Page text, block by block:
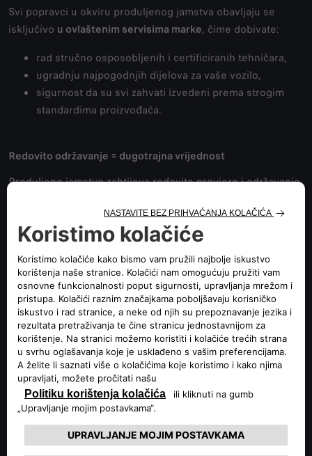
Svi popravci u okviru produljenog jamstva obavljaju se
isključivo u ovlaštenim servisima marke, čime dobivate:
rad stručno osposobljenih i certificiranih tehničara,
ugradnju najpogodnjih dijelova za vaše vozilo,
sigurnost da su svi zahvati izvedeni prema strogim
standardima proizvođača.
Redovito održavanje = dugotrajna vrijednost
Produljeno jamstvo zahtijeva redovite provjere i održavanje
putovanja, već i veću dugoročnu vrijednost svog vozila.
Prenosivo na novog vlasnika
Ako se odlučite prodati vozilo prije isteka ugovora,
produljeno jamstvo prelazi na novog vlasnika. To je snažan
adut pri prodaji jer kupac dobiva dodatnu sigurnost i
povjerenje.
S produljenim jamstvom vozite bezbrižno – jer znate da je
vaše vozilo u rukama stručnjaka.